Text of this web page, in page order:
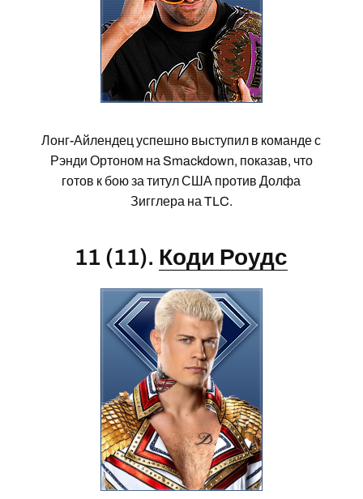
Лонг-Айлендец успешно выступил в команде с
Рэнди Ортоном на Smackdown, показав, что
готов к бою за титул США против Долфа
Зигглера на TLC.
11 (11). Коди Роудс